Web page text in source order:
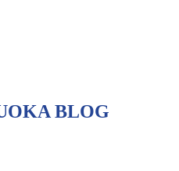
BLOG